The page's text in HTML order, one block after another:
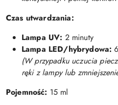
Czas utwardzania:
Lampa UV: 2 minuty
Lampa LED/hybrydowa:
(W przypadku uczucia
ręki z lampy lub
Pojemność: 15 ml